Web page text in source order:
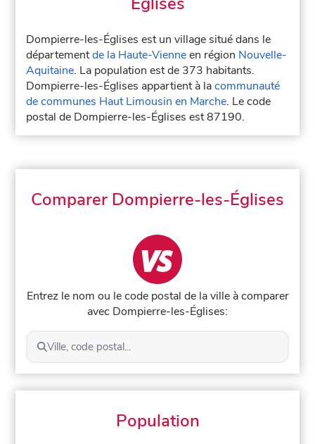
Dompierre-les-Églises est un village situé dans le
départementde la Haute-Vienneen région Nouvelle-
Aquitaine. La population est de 373 habitants.
Dompierre-les-Églises appartient à lacommunauté
de communes Haut Limousin en Marche. Le code
postal de Dompierre-les-Églises est 87190.
Comparer Dompierre-les-Églises
Entrez le nom ou le code postal de la ville à comparer
avec Dompierre-les-Églises:
Ville, code postal...
Population